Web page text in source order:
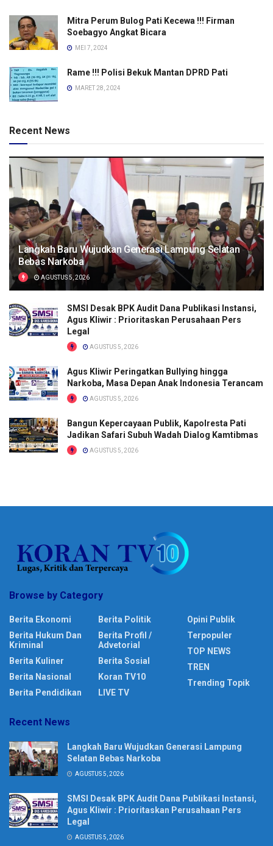
Mitra Perum Bulog Pati Kecewa !!! Firman
Soebagyo Angkat Bicara
MEI 7, 2024
Rame !!! Polisi Bekuk Mantan DPRD Pati
MARET 28, 2024
Recent News
Langkah Baru Wujudkan Generasi Lampung Selatan
Bebas Narkoba
AGUSTUS 5, 2026
SMSI Desak BPK Audit Dana Publikasi Instansi,
Agus Kliwir : Prioritaskan Perusahaan Pers
Legal
AGUSTUS 5, 2026
Agus Kliwir Peringatkan Bullying hingga
Narkoba, Masa Depan Anak Indonesia Terancam
AGUSTUS 5, 2026
Bangun Kepercayaan Publik, Kapolresta Pati
Jadikan Safari Subuh Wadah Dialog Kamtibmas
AGUSTUS 5, 2026
Browse by Category
Berita Ekonomi
Berita Hukum Dan
Kriminal
Berita Kuliner
Berita Nasional
Berita Pendidikan
Berita Politik
Berita Profil /
Advetorial
Berita Sosial
Koran TV10
LIVE TV
Opini Publik
Terpopuler
TOP NEWS
TREN
Trending Topik
Recent News
Langkah Baru Wujudkan Generasi Lampung
Selatan Bebas Narkoba
AGUSTUS 5, 2026
SMSI Desak BPK Audit Dana Publikasi Instansi,
Agus Kliwir : Prioritaskan Perusahaan Pers
Legal
AGUSTUS 5, 2026